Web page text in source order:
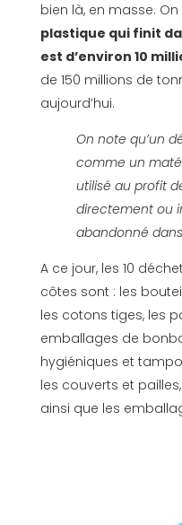
bien là, en masse.
plastique qui finit
est d’environ 10
de 150 millions de
aujourd’hui.
On note qu’un
comme un
utilisé au profit
directement ou
abandonné
A ce jour, les 10
côtes sont : les
les cotons tiges, les
emballages de
hygiéniques et
les couverts et
ainsi que les